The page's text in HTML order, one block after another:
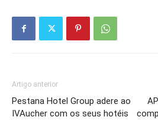
Artigo anterior
Pestana Hotel Group adere ao
IVAucher com os seus hotéis